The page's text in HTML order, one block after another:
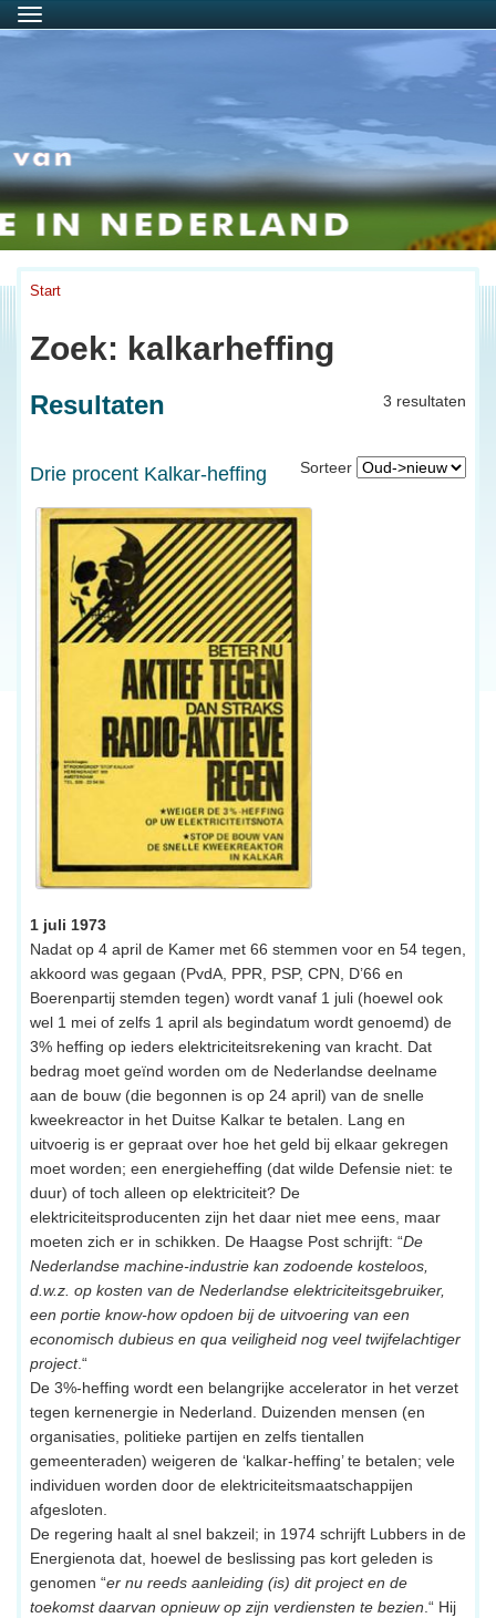
Menu
Start
Zoek: kalkarheffing
3 resultaten
Resultaten
Sorteer
Drie procent Kalkar-heffing
1 juli 1973
Nadat op 4 april de Kamer met 66 stemmen voor en 54 tegen,
akkoord was gegaan (PvdA, PPR, PSP, CPN, D’66 en
Boerenpartij stemden tegen) wordt vanaf 1 juli (hoewel ook
wel 1 mei of zelfs 1 april als begindatum wordt genoemd) de
3% heffing op ieders elektriciteitsrekening van kracht. Dat
bedrag moet geïnd worden om de Nederlandse deelname
aan de bouw (die begonnen is op 24 april) van de snelle
kweekreactor in het Duitse Kalkar te betalen. Lang en
uitvoerig is er gepraat over hoe het geld bij elkaar gekregen
moet worden; een energieheffing (dat wilde Defensie niet: te
duur) of toch alleen op elektriciteit? De
elektriciteitsproducenten zijn het daar niet mee eens, maar
moeten zich er in schikken. De Haagse Post schrijft: “De
Nederlandse machine-industrie kan zodoende kosteloos,
d.w.z. op kosten van de Nederlandse elektriciteitsgebruiker,
een portie know-how opdoen bij de uitvoering van een
economisch dubieus en qua veiligheid nog veel twijfelachtiger
project.“
De 3%-heffing wordt een belangrijke accelerator in het verzet
tegen kernenergie in Nederland. Duizenden mensen (en
organisaties, politieke partijen en zelfs tientallen
gemeenteraden) weigeren de ‘kalkar-heffing’ te betalen; vele
individuen worden door de elektriciteitsmaatschappijen
afgesloten.
De regering haalt al snel bakzeil; in 1974 schrijft Lubbers in de
Energienota dat, hoewel de beslissing pas kort geleden is
genomen “er nu reeds aanleiding (is) dit project en de
toekomst daarvan opnieuw op zijn verdiensten te bezien.“ Hij